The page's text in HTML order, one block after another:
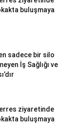
buluşmaya
sadece bir silo
İş Sağlığı ve
ziyaretinde
buluşmaya